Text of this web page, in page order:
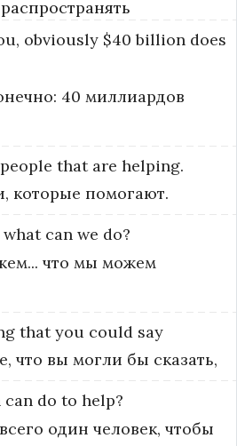
obviously $40 billion does
40 миллиардов
people that are helping.
которые помогают.
what can we do?
что мы можем
that you could say
что вы могли бы сказать,
can do to help?
один человек, чтобы